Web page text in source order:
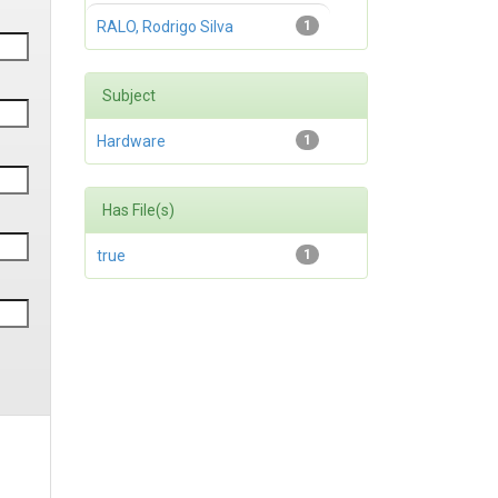
1
RALO, Rodrigo Silva
Subject
1
Hardware
Has File(s)
1
true